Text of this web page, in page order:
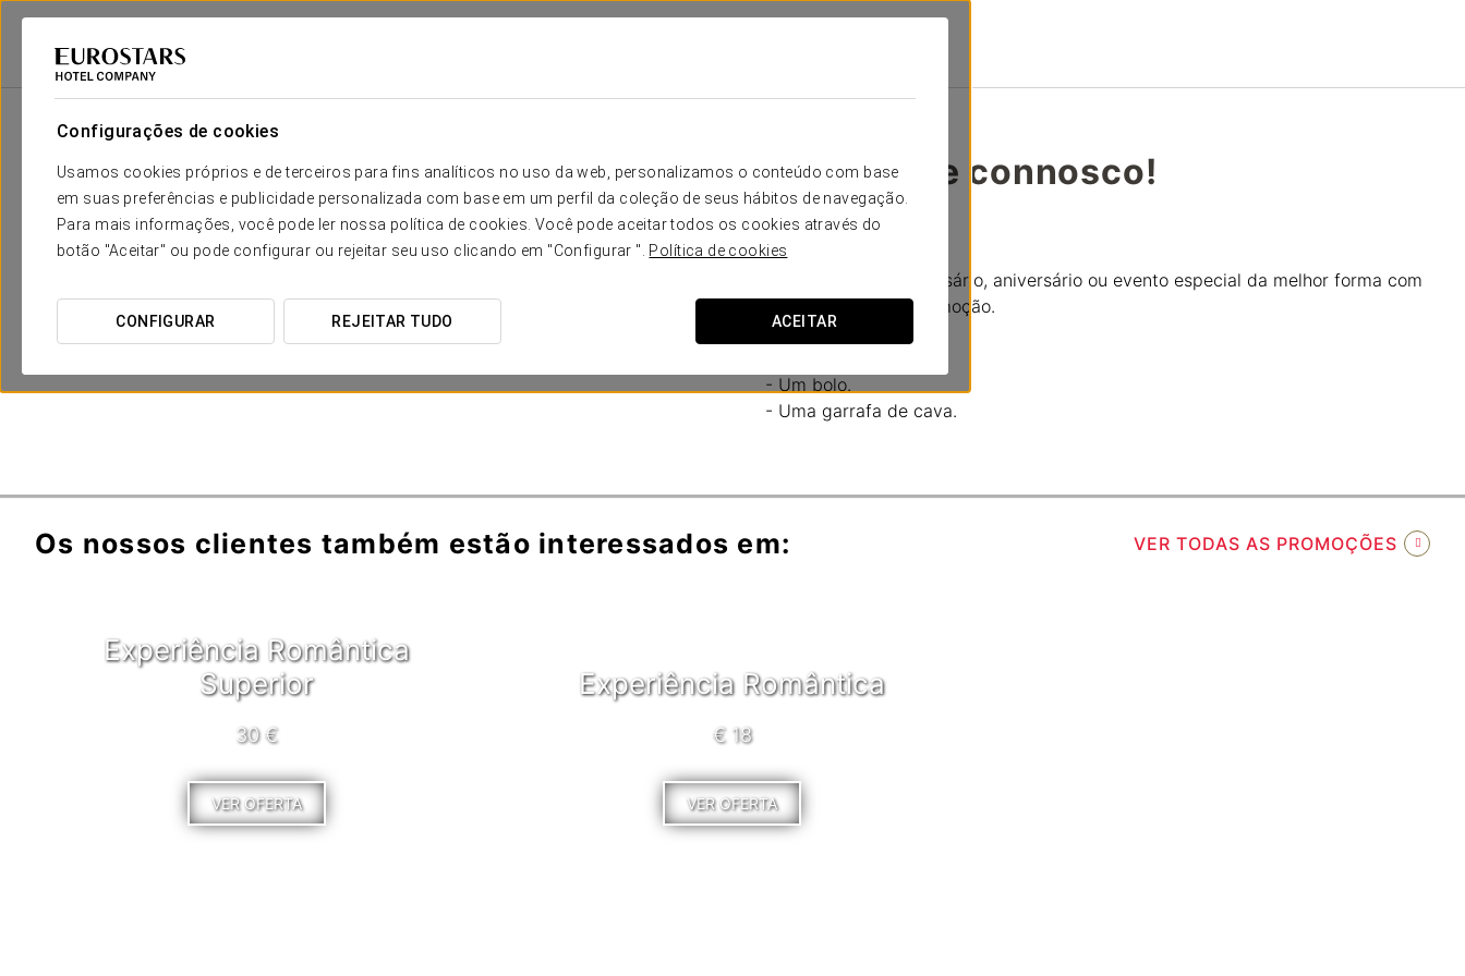
Configurações de cookies
Usamos cookies próprios e de terceiros para fins analíticos no uso da web, personalizamos o conteúdo com base
em suas preferências e publicidade personalizada com base em um perfil da coleção de seus hábitos de navegação.
Para mais informações, você pode ler nossa política de cookies. Você pode aceitar todos os cookies através do
botão "Aceitar" ou pode configurar ou rejeitar seu uso clicando em "Configurar ". Política de cookies
CONFIGURAR REJEITAR TUDO ACEITAR
Eurostars Hotel Company
Comemore connosco!
Parabéns!
Comemore seu aniversário, aniversário ou evento especial da melhor forma com
esta maravilhosa promoção.
- Um bolo.
- Uma garrafa de cava.
Os nossos clientes também estão interessados em: VER TODAS AS PROMOÇÕES
Experiência Romântica
Superior
30 €
VER OFERTA
Experiência Romântica
€ 18
VER OFERTA